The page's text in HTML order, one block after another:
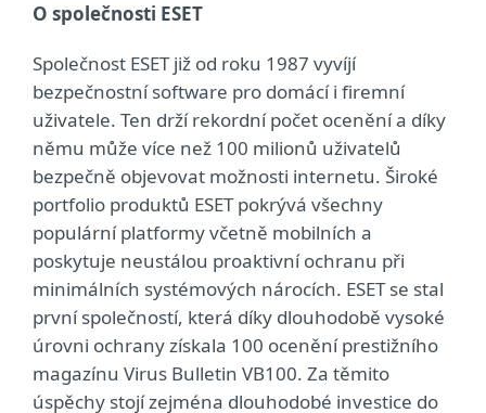
O společnosti ESET
Společnost ESET již od roku 1987 vyvíjí
bezpečnostní software pro domácí i firemní
uživatele. Ten drží rekordní počet ocenění a díky
němu může více než 100 milionů uživatelů
bezpečně objevovat možnosti internetu. Široké
portfolio produktů ESET pokrývá všechny
populární platformy včetně mobilních a
poskytuje neustálou proaktivní ochranu při
minimálních systémových nárocích. ESET se stal
první společností, která díky dlouhodobě vysoké
úrovni ochrany získala 100 ocenění prestižního
magazínu Virus Bulletin VB100. Za těmito
úspěchy stojí zejména dlouhodobé investice do